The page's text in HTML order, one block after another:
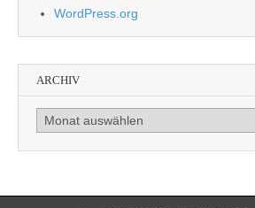
WordPress.org
ARCHIV
Archiv